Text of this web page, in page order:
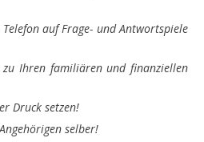
auf Frage- und Antwortspiele
zu Ihren familiären und finanziellen
Druck setzen!
selber!